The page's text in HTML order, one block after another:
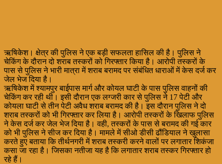
ऋषिकेश। क्षेत्र की पुलिस ने एक बड़ी सफलता हासिल की है। पुलिस ने
चेकिंग के दौरान दो शराब तस्करों को गिरफ्तार किया है। आरोपी तस्करों के
पास से पुलिस ने भारी मात्रा में शराब बरामद पर संबंधित धाराओं में केस दर्ज कर
जेल भेज दिया है।
ऋषिकेश में श्यामपुर बाईपास मार्ग और कोयल घाटी के पास पुलिस वाहनों की
चेकिंग कर रही थी। इसी दौरान एक लग्जरी कार से पुलिस ने 17 पेटी और
कोयला घाटी से तीन पेटी अवैध शराब बरामद की है। इस दौरान पुलिस ने दो
शराब तस्करों को भी गिरफ्तार कर लिया है। आरोपी तस्करों के खिलाफ पुलिस
ने केस दर्ज कर जेल भेज दिया है। वही, तस्करों के पास से बरामद की गई कार
को भी पुलिस ने सीज कर दिया है। मामले में सीओ डीसी ढौंडियाल ने खुलासा
करते हुए बताया कि तीर्थनगरी में शराब तस्करी करने वालों पर लगातार शिकंजा
कसा जा रहा है। जिसका नतीजा यह है कि लगातार शराब तस्कर गिरफ्तार हो
रहे हैं।